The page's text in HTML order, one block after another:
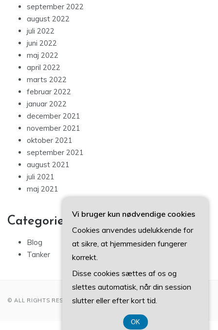
september 2022
august 2022
juli 2022
juni 2022
maj 2022
april 2022
marts 2022
februar 2022
januar 2022
december 2021
november 2021
oktober 2021
september 2021
august 2021
juli 2021
maj 2021
Categories
Blog
Tanker
© ALL RIGHTS RESERVED 2022
Vi bruger kun nødvendige cookies
Cookies anvendes udelukkende for
at sikre, at hjemmesiden fungerer
korrekt.
Disse cookies sættes af os og
slettes automatisk, når din session
slutter eller efter kort tid.
OK